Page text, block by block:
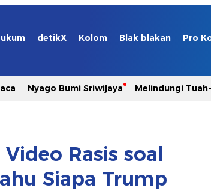
detikX Kolom Blak blakan Pro
Nyago Bumi Sriwijaya Melindungi
Rasis soal
Siapa Trump